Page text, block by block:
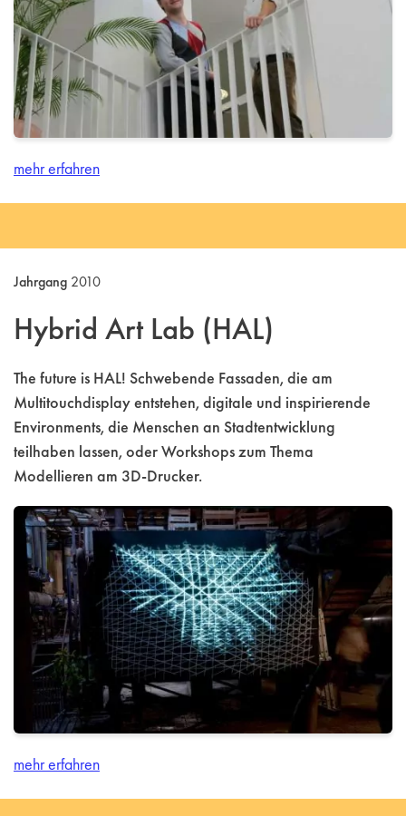
mehr erfahren
Jahrgang 2010
Hybrid Art Lab (HAL)
The future is HAL! Schwebende Fassaden, die am
Multitouchdisplay entstehen, digitale und inspirierende
Environments, die Menschen an Stadtentwicklung
teilhaben lassen, oder Workshops zum Thema
Modellieren am 3D-Drucker.
mehr erfahren